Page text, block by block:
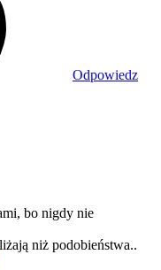
Odpowiedz
bo nigdy nie
niż podobieństwa..